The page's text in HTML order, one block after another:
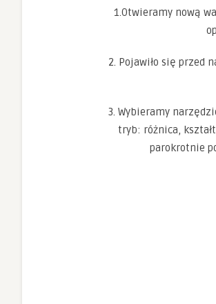
1.Otwieramy nową
2. Pojawiło się przed
3. Wybieramy
tryb: różnica,
parokrotnie